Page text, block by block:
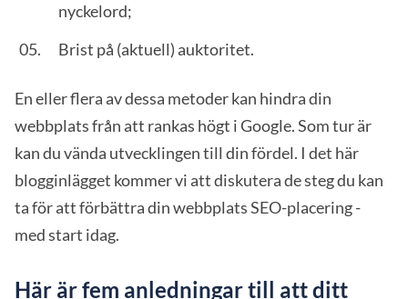
nyckelord;
Brist på (aktuell) auktoritet.
En eller flera av dessa metoder kan hindra din
webbplats från att rankas högt i Google. Som tur är
kan du vända utvecklingen till din fördel. I det här
blogginlägget kommer vi att diskutera de steg du kan
ta för att förbättra din webbplats SEO-placering -
med start idag.
Här är fem anledningar till att ditt